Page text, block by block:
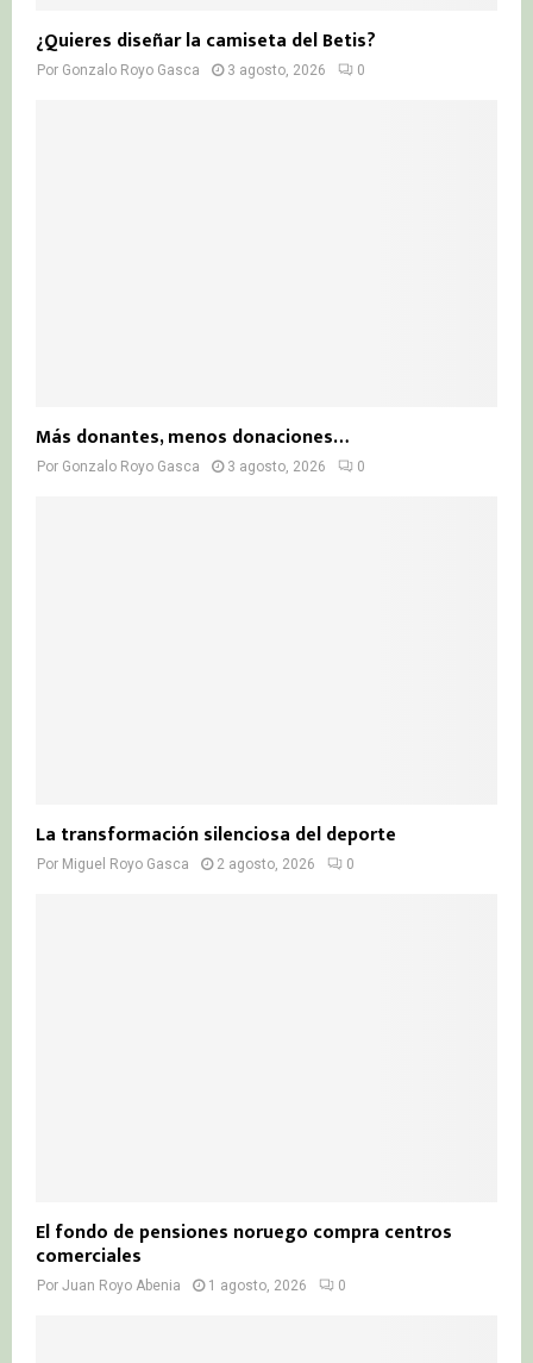
¿Quieres diseñar la camiseta del Betis?
Por Gonzalo Royo Gasca 3 agosto, 2026 0
Más donantes, menos donaciones…
Por Gonzalo Royo Gasca 3 agosto, 2026 0
La transformación silenciosa del deporte
Por Miguel Royo Gasca 2 agosto, 2026 0
El fondo de pensiones noruego compra centros
comerciales
Por Juan Royo Abenia 1 agosto, 2026 0